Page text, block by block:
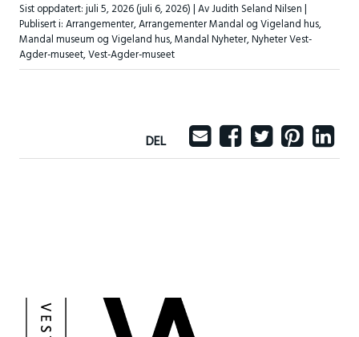
Sist oppdatert:juli 5, 2026(juli 6, 2026)| Av Judith Seland Nilsen |
Publisert i:Arrangementer,Arrangementer Mandal og Vigeland hus,
Mandal museum og Vigeland hus,Mandal Nyheter,Nyheter Vest-
Agder-museet,Vest-Agder-museet
DEL